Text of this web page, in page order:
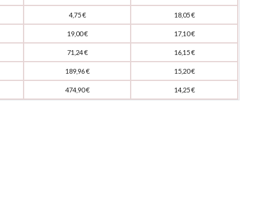
4,75 € 18,05 €
19,00 € 17,10 €
71,24 € 16,15 €
189,96 € 15,20 €
474,90 € 14,25 €